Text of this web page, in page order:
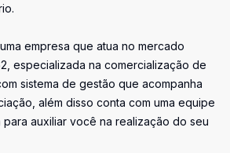
empresa que atua no mercado
especializada na comercialização de
sistema de gestão que acompanha
além disso conta com uma equipe
para auxiliar você na realização do seu